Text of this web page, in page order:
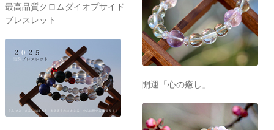
最高品質クロムダイオプサイド
ブレスレット
開運「心の癒し」